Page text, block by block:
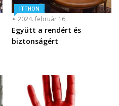
ITTHON
2024. február 16.
Együtt a rendért és
biztonságért